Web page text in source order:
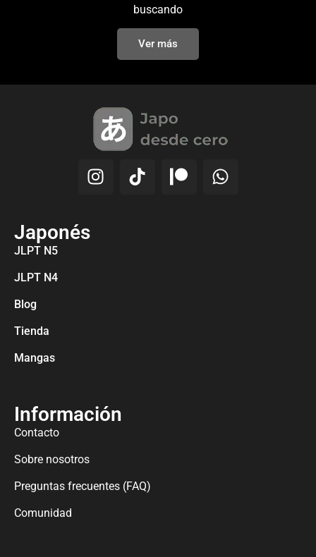
buscando
Ver más
Japonés
JLPT N5
JLPT N4
Blog
Tienda
Mangas
Información
Contacto
Sobre nosotros
Preguntas frecuentes (FAQ)
Comunidad